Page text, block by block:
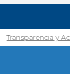
Transparencia y